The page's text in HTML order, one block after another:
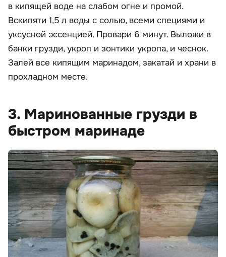
в кипящей воде на слабом огне и промой.
Вскипяти 1,5 л воды с солью, всеми специями и
уксусной эссенцией. Провари 6 минут. Выложи в
банки грузди, укроп и зонтики укропа, и чеснок.
Залей все кипящим маринадом, закатай и храни в
прохладном месте.
3. Маринованные грузди в
быстром маринаде